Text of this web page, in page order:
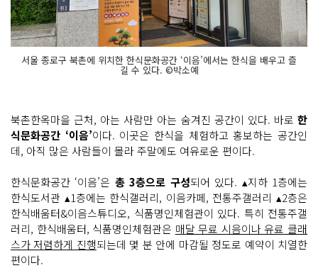
서울 종로구 북촌에 위치한 한식문화공간 ‘이음’에서는 한식을 배우고 즐
길 수 있다. ©박소예
북촌한옥마을 근처, 아는 사람만 아는 숨겨진 공간이 있다. 바로 한
식문화공간 ‘이음’이다. 이곳은 한식을 체험하고 홍보하는 공간인
데, 아직 많은 사람들이 몰라 주말에도 여유로운 편이다.
한식문화공간 ‘이음’은 총 3층으로 구성되어 있다. ▴지하 1층에는
한식도서관 ▴1층에는 한식갤러리, 이음카페, 전통주갤러리 ▴2층은
한식배움터&이음스튜디오, 식품명인체험관이 있다. 특히 전통주갤
러리, 한식배움터, 식품명인체험관은 매달 무료 시음이나 유료 클래
스가 저렴하게 진행되는데 몇 분 안에 마감될 정도로 예약이 치열한
편이다.